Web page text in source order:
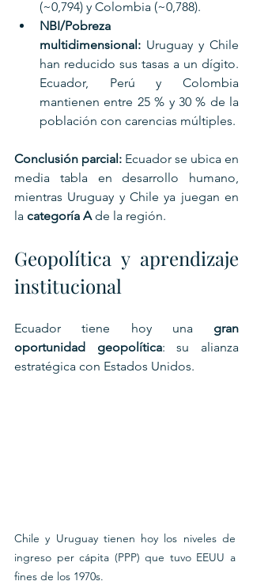
(~0,794) y Colombia (~0,788).
NBI/Pobreza
multidimensional: Uruguay y Chile
han reducido sus tasas a un dígito.
Ecuador, Perú y Colombia
mantienen entre 25 % y 30 % de la
población con carencias múltiples.
Conclusión parcial: Ecuador se ubica en
media tabla en desarrollo humano,
mientras Uruguay y Chile ya juegan en
la categoría A de la región.
Geopolítica y aprendizaje
institucional
Ecuador tiene hoy una gran
oportunidad geopolítica: su alianza
estratégica con Estados Unidos.
Chile y Uruguay tienen hoy los niveles de
ingreso per cápita (PPP) que tuvo EEUU a
fines de los 1970s.